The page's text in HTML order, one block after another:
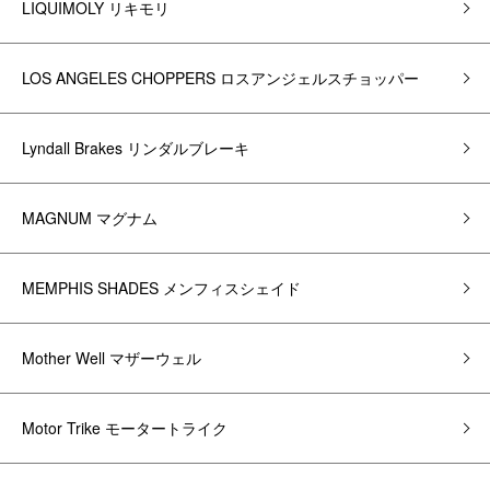
LIQUIMOLY リキモリ
LOS ANGELES CHOPPERS ロスアンジェルスチョッパー
Lyndall Brakes リンダルブレーキ
MAGNUM マグナム
MEMPHIS SHADES メンフィスシェイド
Mother Well マザーウェル
Motor Trike モータートライク